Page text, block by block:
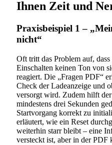
Ihnen Zeit und
Praxisbeispiel 1 –
nicht“
Oft tritt das Problem auf,
Einschalten keinen Ton von
reagiert. Die „Fragen PDF“
Check der Ladeanzeige und
versorgt wird. Zudem hilft
mindestens drei Sekunden
Startvorgang korrekt zu
erläutert, wie ein Reset
weiterhin starr bleibt – eine
versteckt ist, aber in der